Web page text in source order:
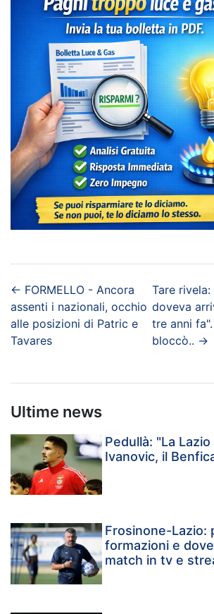
← FORMELLO - Ancora
assenti i nazionali, occhio
alle posizioni di Patric e
Tavares
Tare rivela:
doveva
tre anni
bloccò.. →
Ultime news
Pedullà: "La
Ivanovic, il
Frosinone-Lazio:
formazioni e
match in tv e